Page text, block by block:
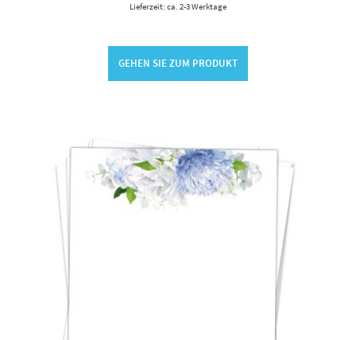
Lieferzeit: ca. 2-3 Werktage
GEHEN SIE ZUM PRODUKT